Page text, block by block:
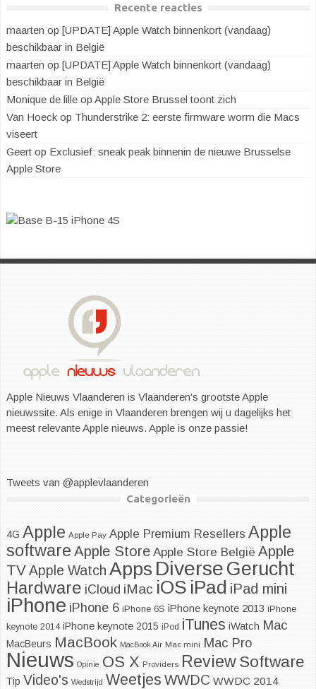
Recente reacties
maarten op [UPDATE] Apple Watch binnenkort (vandaag)
beschikbaar in België
maarten op [UPDATE] Apple Watch binnenkort (vandaag)
beschikbaar in België
Monique de lille op Apple Store Brussel toont zich
Van Hoeck op Thunderstrike 2: eerste firmware worm die Macs
viseert
Geert op Exclusief: sneak peak binnenin de nieuwe Brusselse
Apple Store
Apple Nieuws Vlaanderen is Vlaanderen's grootste Apple
nieuwssite. Als enige in Vlaanderen brengen wij u dagelijks het
meest relevante Apple nieuws. Apple is onze passie!
Tweets van @applevlaanderen
Categorieën
4G Apple Apple Pay Apple Premium Resellers Apple
software Apple Store Apple Store België Apple
TVApple Watch Apps Diverse Gerucht
Hardware iCloud iMac iOS iPad iPad mini
iPhone iPhone 6 iPhone 6S iPhone keynote 2013 iPhone
keynote 2014 iPhone keynote 2015 iPod iTunes iWatch Mac
MacBeurs MacBook MacBook Air Mac mini Mac Pro
Nieuws Opinie OS X Providers ReviewSoftware
Tip Video's Wedstrijd Weetjes WWDC WWDC 2014